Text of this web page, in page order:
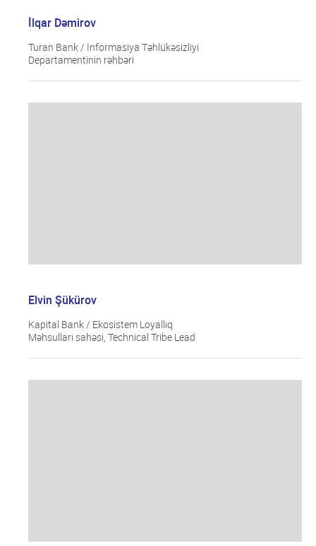
İlqar Dəmirov
Turan Bank / İnformasiya Təhlükəsizliyi
Departamentinin rəhbəri
Elvin Şükürov
Kapital Bank / Ekosistem Loyallıq
Məhsulları sahəsi, Technical Tribe Lead